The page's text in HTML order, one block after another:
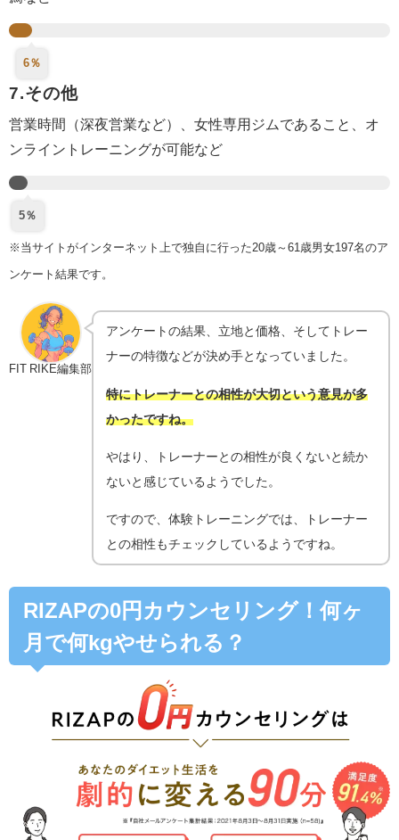
6％
7.その他
営業時間（深夜営業など）、女性専用ジムであること、オ
ンライントレーニングが可能など
5％
※当サイトがインターネット上で独自に行った20歳～61歳男女197名のア
ンケート結果です。
FIT RIKE編集部
アンケートの結果、立地と価格、そしてトレー
ナーの特徴などが決め手となっていました。
特にトレーナーとの相性が大切という意見が多
かったですね。
やはり、トレーナーとの相性が良くないと続か
ないと感じているようでした。
ですので、体験トレーニングでは、トレーナー
との相性もチェックしているようですね。
RIZAPの0円カウンセリング！何ヶ
月で何kgやせられる？